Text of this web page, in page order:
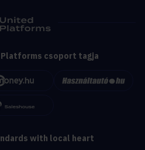
csoport tagja
with local heart